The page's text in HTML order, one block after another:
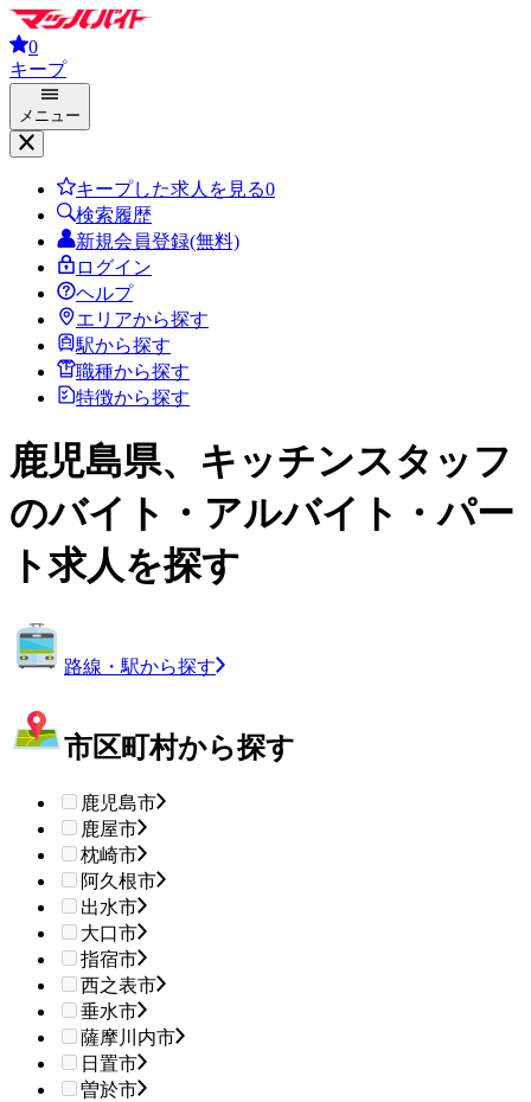
0
キープ
メニュー
キープした求人を見る0
検索履歴
新規会員登録(無料)
ログイン
ヘルプ
エリアから探す
駅から探す
職種から探す
特徴から探す
鹿児島県、キッチンスタッフ
のバイト・アルバイト・パー
ト求人を探す
路線・駅から探す
市区町村から探す
鹿児島市
鹿屋市
枕崎市
阿久根市
出水市
大口市
指宿市
西之表市
垂水市
薩摩川内市
日置市
曽於市